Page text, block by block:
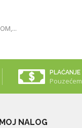
PLAĆANJE
Pouzećem
MOJ NALOG